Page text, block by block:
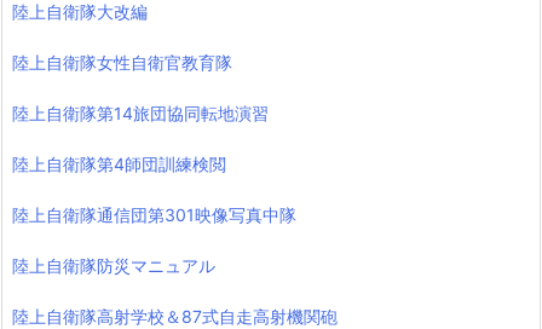
陸上自衛隊大改編
陸上自衛隊女性自衛官教育隊
陸上自衛隊第14旅団協同転地演習
陸上自衛隊第4師団訓練検閲
陸上自衛隊通信団第301映像写真中隊
陸上自衛隊防災マニュアル
陸上自衛隊高射学校＆87式自走高射機関砲